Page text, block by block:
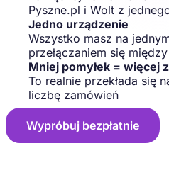
Pyszne.pl i Wolt z
Jedno urządzenie
Wszystko masz na
przełączaniem się
Mniej pomyłek = więcej
To realnie przekłada się
liczbę zamówień
Wypróbuj bezpłatnie